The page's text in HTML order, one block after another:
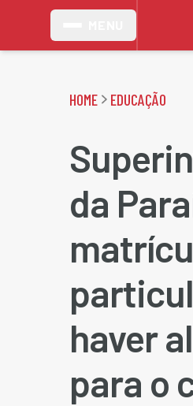
HOME EDUCAÇÃO
da
haver
para o